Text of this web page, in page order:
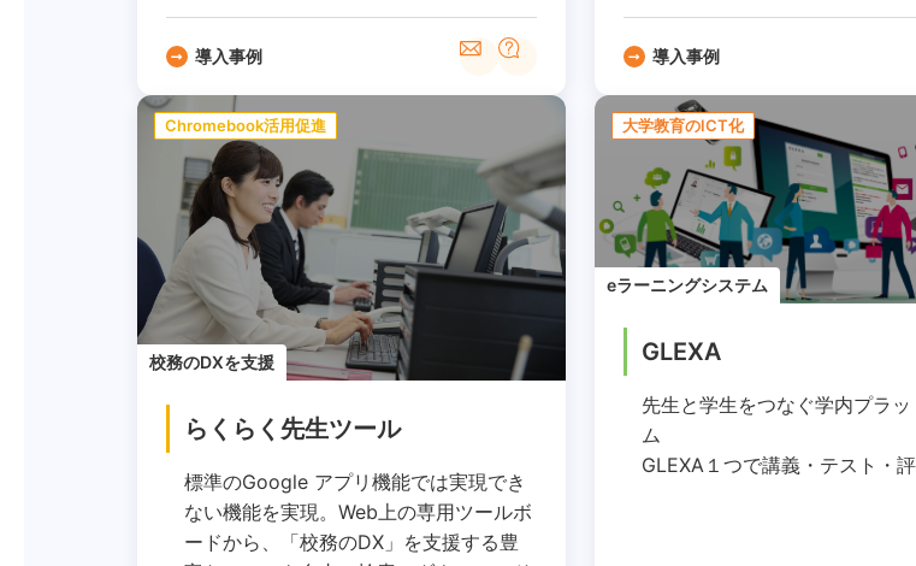
導入事例 導入事例
Chromebook活用促進
校務のDXを支援
らくらく先生ツール
標準のGoogle アプリ機能では実現でき
ない機能を実現。Web上の専用ツールボ
ードから、「校務のDX」を支援する豊
大学教育のICT化
eラーニングシステム
GLEXA
先生と学生をつなぐ学内プラ
ム
GLEXA１つで講義・テスト・